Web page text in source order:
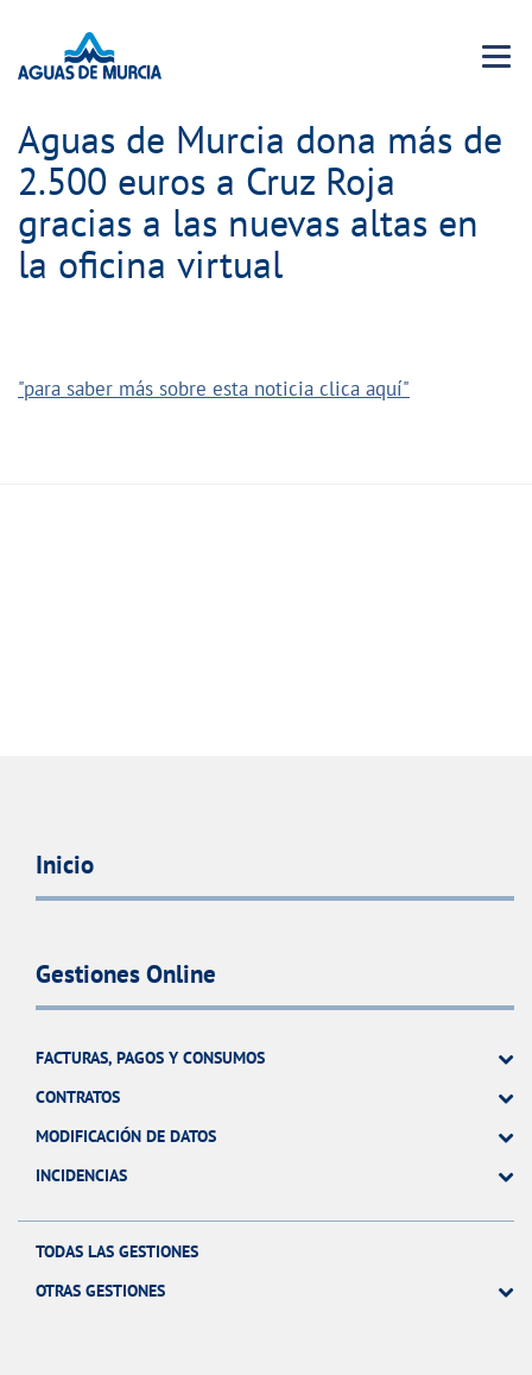
Menu
Aguas de Murcia dona más de
2.500 euros a Cruz Roja
gracias a las nuevas altas en
la oficina virtual
"para saber más sobre esta noticia clica aquí"
Inicio
Gestiones Online
FACTURAS, PAGOS Y CONSUMOS
CONTRATOS
MODIFICACIÓN DE DATOS
INCIDENCIAS
TODAS LAS GESTIONES
OTRAS GESTIONES